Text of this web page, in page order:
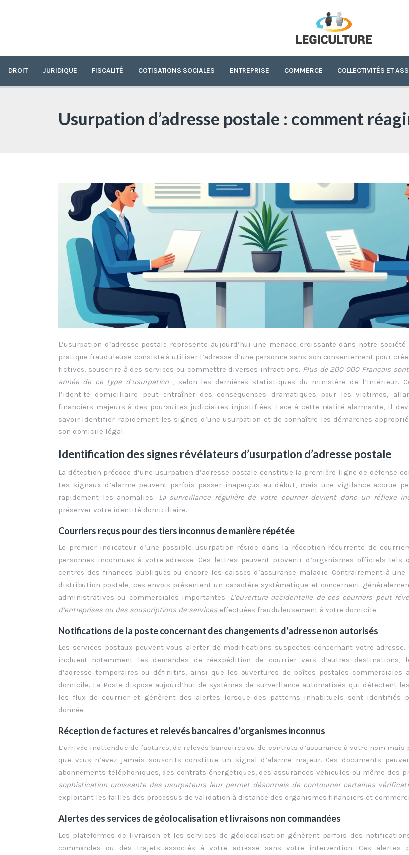
DROIT JURIDIQUE FISCALITÉ COTISATIONS SOCIALES ENTREPRISE COMMERCE COLLECTIVITÉS ET
Usurpation d’adresse postale : comment
L’usurpation d’adresse postale représente aujourd’hui une menace croissante dans notre société
pratique frauduleuse consiste à utiliser l’adresse d’une personne sans son consentement pour
fictives, souscrire à des services ou commettre diverses infractions. Plus de 200 000 Français
année de ce type d’usurpation , selon les dernières statistiques du ministère de l’Intérieur.
l’identité domiciliaire peut entraîner des conséquences dramatiques pour les victimes,
financiers majeurs à des poursuites judiciaires injustifiées. Face à cette réalité alarmante, il
savoir identifier rapidement les signes d’une usurpation et de connaître les démarches
son domicile légal.
Identification des signes révélateurs d’usurpation d’adresse postale
La détection précoce d’une usurpation d’adresse postale constitue la première ligne de défense
Les signaux d’alarme peuvent parfois passer inaperçus au début, mais une vigilance accrue
rapidement les anomalies. La surveillance régulière de votre courrier devient donc un réflexe
préserver votre identité domiciliaire.
Courriers reçus pour des tiers inconnus de manière répétée
Le premier indicateur d’une possible usurpation réside dans la réception récurrente de
personnes inconnues à votre adresse. Ces lettres peuvent provenir d’organismes officiels tels
centres des finances publiques ou encore les caisses d’assurance maladie. Contrairement à
distribution postale, ces envois présentent un caractère systématique et concernent
administratives ou commerciales importantes. L’ouverture accidentelle de ces courriers peut
d’entreprises ou des souscriptions de services effectuées frauduleusement à votre domicile.
Notifications de la poste concernant des changements d’adresse non autorisés
Les services postaux peuvent vous alerter de modifications suspectes concernant votre adresse.
incluent notamment les demandes de réexpédition de courrier vers d’autres destinations,
d’adresse temporaires ou définitifs, ainsi que les ouvertures de boîtes postales commerciales
domicile. La Poste dispose aujourd’hui de systèmes de surveillance automatisés qui détectent
les flux de courrier et génèrent des alertes lorsque des patterns inhabituels sont identifiés
donnée.
Réception de factures et relevés bancaires d’organismes inconnus
L’arrivée inattendue de factures, de relevés bancaires ou de contrats d’assurance à votre nom mais
que vous n’avez jamais souscrits constitue un signal d’alarme majeur. Ces documents
abonnements téléphoniques, des contrats énergétiques, des assurances véhicules ou même des
sophistication croissante des usurpateurs leur permet désormais de contourner certaines
exploitant les failles des processus de validation à distance des organismes financiers et
Alertes des services de géolocalisation et livraisons non commandées
Les plateformes de livraison et les services de géolocalisation génèrent parfois des
commandes ou des trajets associés à votre adresse sans votre intervention. Ces alertes